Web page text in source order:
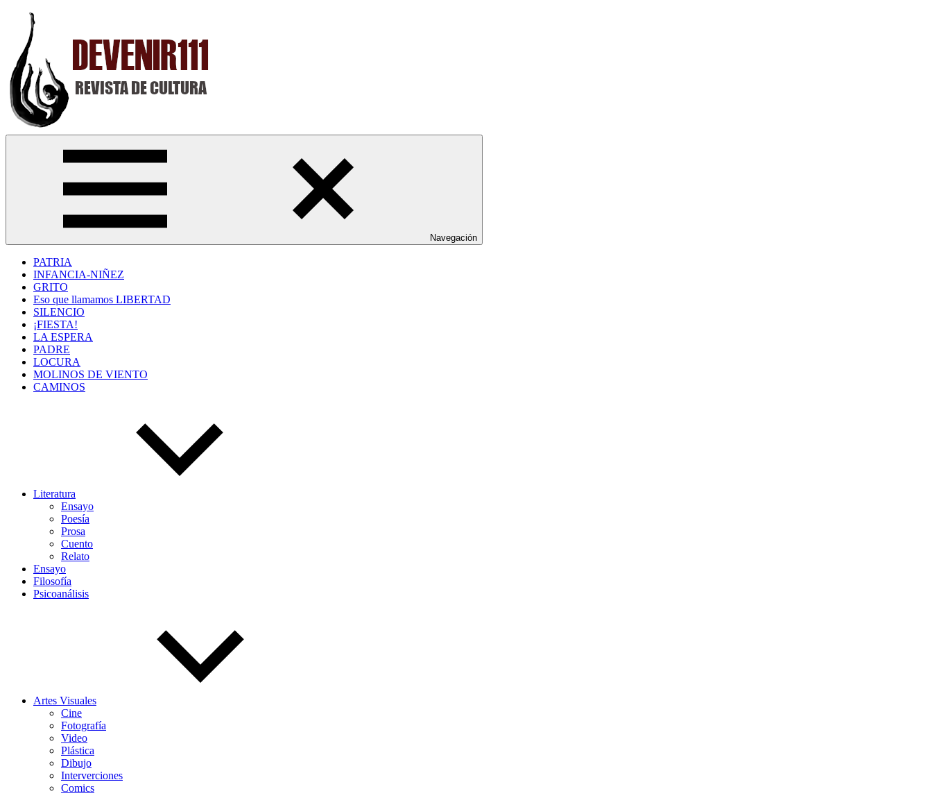
Saltar
contenido
Navegación
PATRIA
INFANCIA-NIÑEZ
GRITO
Eso que llamamos LIBERTAD
SILENCIO
¡FIESTA!
LA ESPERA
PADRE
LOCURA
MOLINOS DE VIENTO
CAMINOS
Literatura
Ensayo
Poesía
Prosa
Cuento
Relato
Ensayo
Filosofía
Psicoanálisis
Artes Visuales
Cine
Fotografía
Video
Plástica
Dibujo
Interverciones
Comics